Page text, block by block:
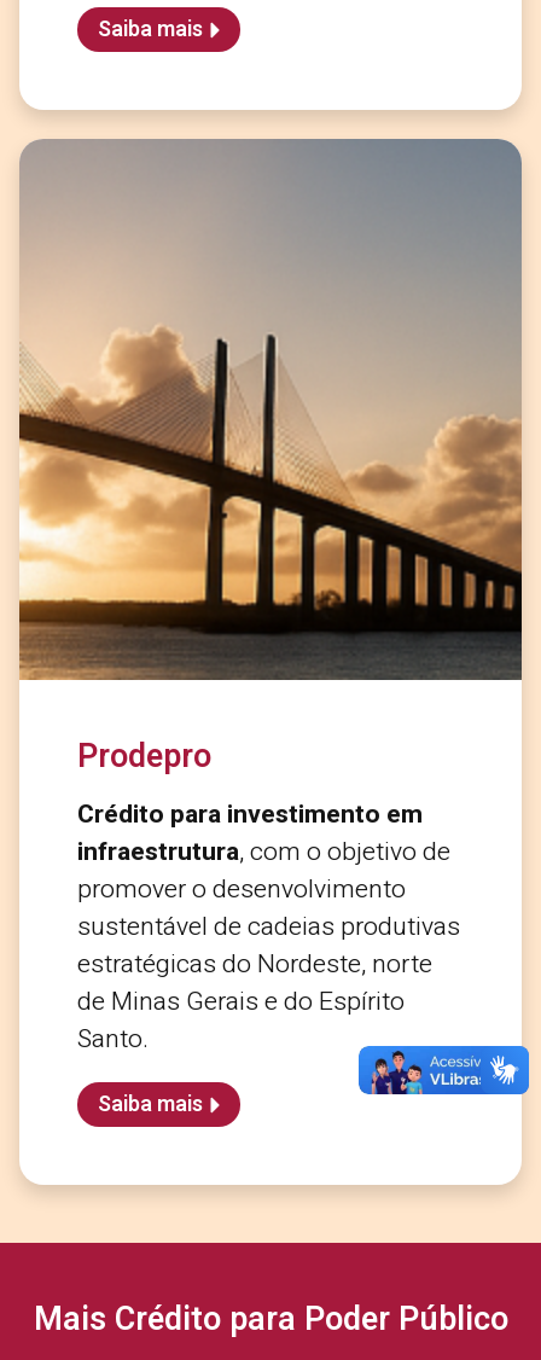
Saiba mais
Prodepro
Crédito para investimento em
infraestrutura, com o objetivo de
promover o desenvolvimento
sustentável de cadeias produtivas
estratégicas do Nordeste, norte
de Minas Gerais e do Espírito
Santo.
Saiba mais
Mais Crédito para Poder Público